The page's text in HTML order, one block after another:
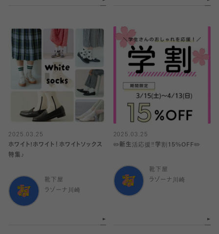
2025.03.25
ホワイト!ホワイト！ホワイトソックス
特集♪
靴下屋
ラゾーナ川崎
2025.03.25
✏️新生活応援‼️学割15%OFF✏️
靴下屋
ラゾーナ川崎